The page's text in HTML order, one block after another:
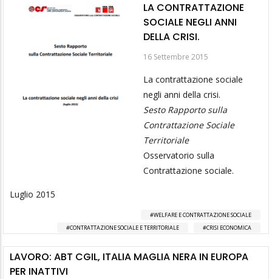
LA CONTRATTAZIONE
SOCIALE NEGLI ANNI
DELLA CRISI.
16 Settembre 2015
La contrattazione sociale
negli anni della crisi.
Sesto Rapporto sulla
Contrattazione Sociale
Territoriale
Osservatorio sulla
Contrattazione sociale.
Luglio 2015
WELFARE E CONTRATTAZIONE SOCIALE
CONTRATTAZIONE SOCIALE E TERRITORIALE
CRISI ECONOMICA
LAVORO: ABT CGIL, ITALIA MAGLIA NERA IN EUROPA
PER INATTIVI